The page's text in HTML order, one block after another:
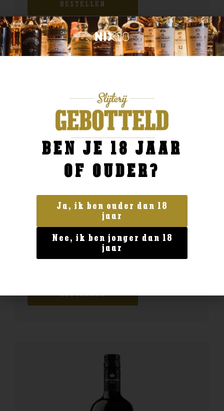
BESTELLEN
Frankrijk
Chateau Langlois Pouilly Fume
BESTELLEN
BEN JE 18 JAAR
OF OUDER?
Ja, ik ben ouder dan 18
jaar
Nee, ik ben jonger dan 18
jaar